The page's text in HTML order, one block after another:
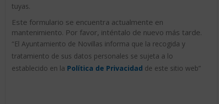
tuyas.
Este formulario se encuentra actualmente en
mantenimiento. Por favor, inténtalo de nuevo más tarde.
“El Ayuntamiento de Novillas informa que la recogida y
tratamiento de sus datos personales se sujeta a lo
establecido en la Política de Privacidad de este sitio web”